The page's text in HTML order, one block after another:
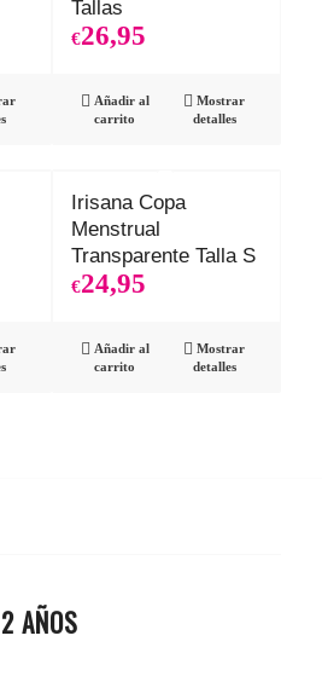
Tallas
€26,95
Añadir al
carrito
Mostrar
detalles
Irisana Copa
Menstrual
Transparente Talla S
€24,95
Añadir al
carrito
Mostrar
detalles
AÑOS